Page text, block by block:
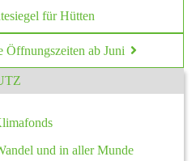
für Hütten
Öffnungszeiten ab Juni
und in aller Munde